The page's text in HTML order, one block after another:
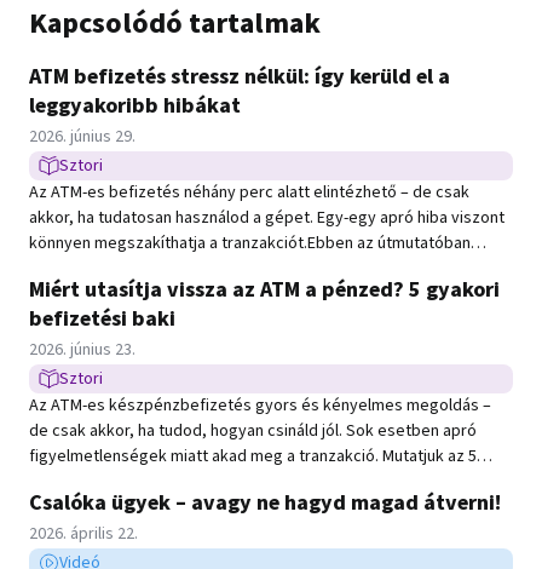
Kapcsolódó tartalmak
ATM befizetés stressz nélkül: így kerüld el a
leggyakoribb hibákat
Közzétéve:
2026. június 29.
Sztori
Sztori típusú hír
Az ATM-es befizetés néhány perc alatt elintézhető – de csak
akkor, ha tudatosan használod a gépet. Egy-egy apró hiba viszont
könnyen megszakíthatja a tranzakciót.Ebben az útmutatóban
problémamentesen befizetni készpénzt.
Miért utasítja vissza az ATM a pénzed? 5 gyakori
befizetési baki
Közzétéve:
2026. június 23.
Sztori
Sztori típusú hír
Az ATM-es készpénzbefizetés gyors és kényelmes megoldás –
de csak akkor, ha tudod, hogyan csináld jól. Sok esetben apró
figyelmetlenségek miatt akad meg a tranzakció. Mutatjuk az 5
Csalóka ügyek – avagy ne hagyd magad átverni!
Közzétéve:
2026. április 22.
Videó